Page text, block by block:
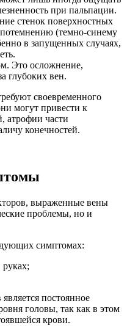
при пальпации.
стенок поверхностных
(темно-синему
в запущенных случаях,
Это осложнение,
глубоких вен.
своевременного
могут привести к
атрофии части
конечностей.
выраженные вены
проблемы, но и
симптомах:
постоянное
головы, так как в этом
крови.